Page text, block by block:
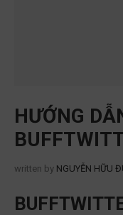
HƯỚNG
written by NGUYỄN HỮU